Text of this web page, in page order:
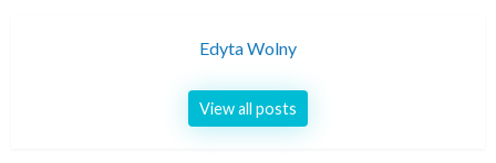
Edyta Wolny
View all posts